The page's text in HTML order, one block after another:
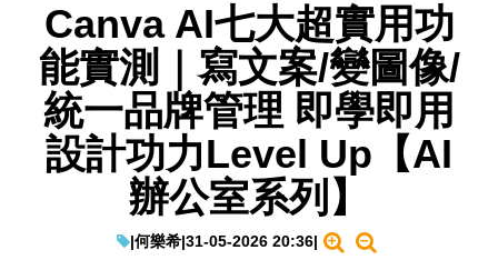
Canva AI七大超實用功
能實測｜寫文案/變圖像/
統一品牌管理 即學即用
設計功力Level Up【AI
辦公室系列】
|何樂希|31-05-2026 20:36|